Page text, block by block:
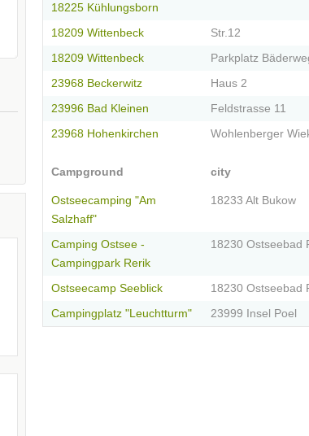
18225 Kühlungsborn
18209 Wittenbeck Str.12
18209 Wittenbeck Parkplatz
23968 Beckerwitz Haus 2
23996 Bad Kleinen Feldstrasse 11
23968 Hohenkirchen Wohlenberger
Campground city
Ostseecamping "Am
Salzhaff"
18233 Alt Bukow
Camping Ostsee -
Campingpark Rerik
18230 Ostseebad
Ostseecamp Seeblick 18230 Ostseebad
Campingplatz "Leuchtturm" 23999 Insel Poel